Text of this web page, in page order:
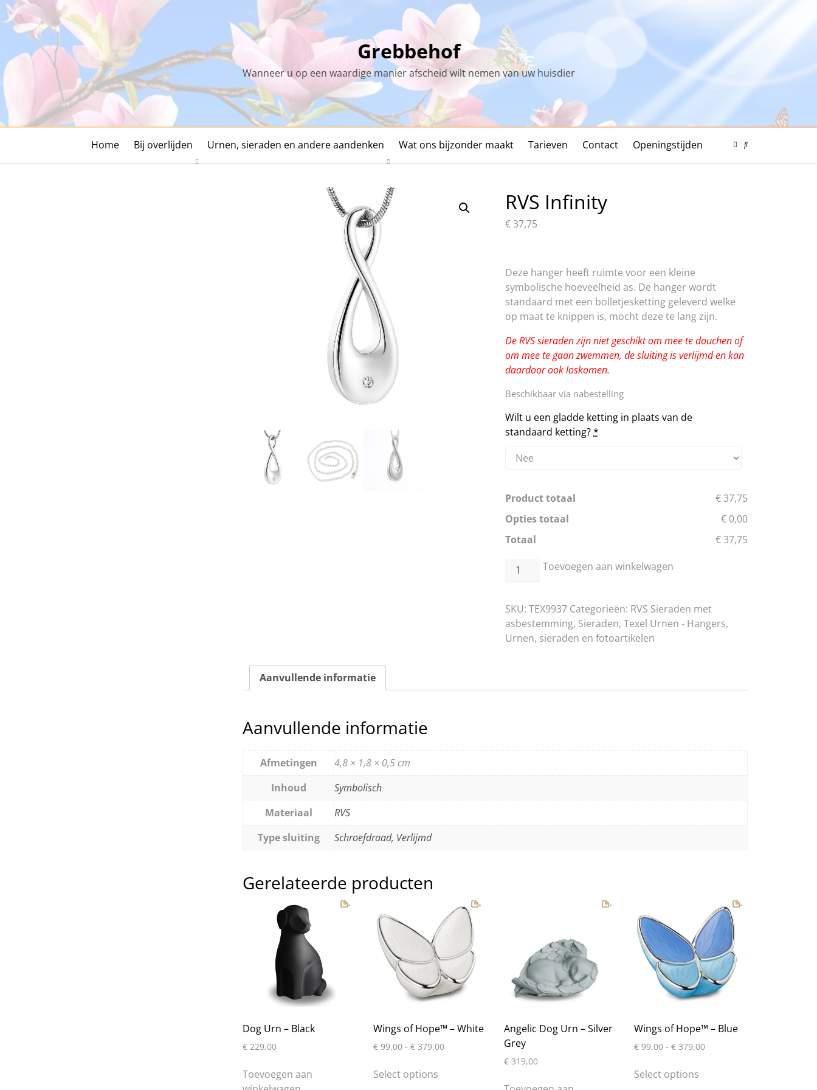
Skip
to
content
Grebbehof
Wanneer u op een waardige manier afscheid wilt nemen van uw huisdier
Home Bij overlijden Urnen, sieraden en andere aandenken Wat ons bijzonder maakt Tarieven Contact Openingstijden
Color
RVS Infinity
€37,75
Deze hanger heeft ruimte voor een kleine
symbolische hoeveelheid as. De hanger wordt
standaard met een bolletjesketting geleverd welke
op maat te knippen is, mocht deze te lang zijn.
De RVS sieraden zijn niet geschikt om mee te douchen of
om mee te gaan zwemmen, de sluiting is verlijmd en kan
daardoor ook loskomen.
Beschikbaar via nabestelling
Wilt u een gladde ketting in plaats van de
standaard ketting?*
Product totaal
€ 37,75
Opties totaal
€ 0,00
Totaal
€ 37,75
RVS
Toevoegen aan winkelwagen
SKU:TEX9937 Categorieën: RVS Sieraden met
asbestemming, Sieraden,Texel Urnen - Hangers,
Urnen, sieraden en fotoartikelen
Aanvullende informatie
Aanvullende informatie
Afmetingen
4,8 × 1,8 × 0,5 cm
Inhoud
Symbolisch
Materiaal
RVS
Type sluiting
Schroefdraad, Verlijmd
Gerelateerde producten
Dog Urn – Black
€ 229,00
Toevoegen aan
Wings of Hope™ – White
€99,00 - €379,00Prijsklasse:
Select optionsproduct
Angelic Dog Urn – Silver
Grey
€319,00
Wings of Hope™ – Blue
€ 99,00 - € 379,00Prijsklasse:
Select options